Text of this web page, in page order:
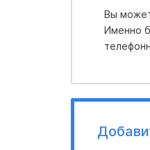
Вы
Именно